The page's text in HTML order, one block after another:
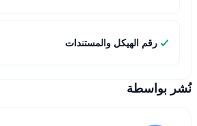
رقم الهيكل والمستندات
نُشر بواسطة